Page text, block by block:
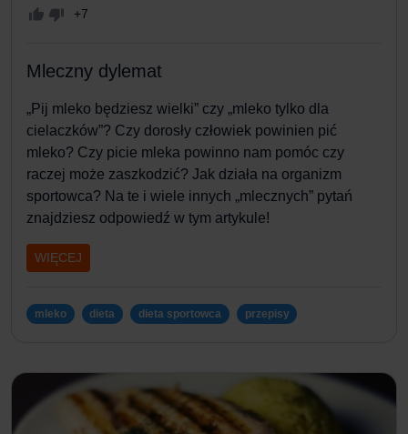
+7
Mleczny dylemat
„Pij mleko będziesz wielki” czy „mleko tylko dla
cielaczków”? Czy dorosły człowiek powinien pić
mleko? Czy picie mleka powinno nam pomóc czy
raczej może zaszkodzić? Jak działa na organizm
sportowca? Na te i wiele innych „mlecznych” pytań
znajdziesz odpowiedź w tym artykule!
WIĘCEJ
mleko dieta dieta sportowca przepisy